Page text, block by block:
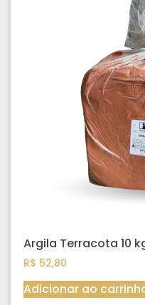
Argila Terracota 10
R$ 52,80
Adicionar ao